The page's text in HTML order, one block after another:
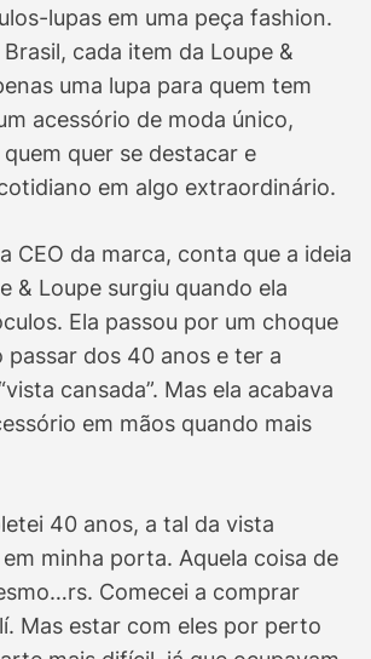
lupas em uma peça fashion.
cada item da Loupe &
uma lupa para quem tem
acessório de moda único,
quer se destacar e
em algo extraordinário.
CEO da marca, conta que a ideia
& Loupe surgiu quando ela
Ela passou por um choque
passar dos 40 anos e ter a
cansada”. Mas ela acabava
em mãos quando mais
40 anos, a tal da vista
minha porta. Aquela coisa de
Comecei a comprar
Mas estar com eles por perto